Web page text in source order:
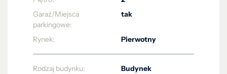
Garaż/Miejsca
parkingowe:
tak
Rynek: Pierwotny
Rodzaj budynku:
Budynek